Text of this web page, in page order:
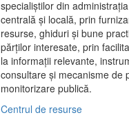
specialiștilor din
centrală și locală, prin
resurse, ghiduri și bune
părților interesate, prin
la informații relevante,
consultare și mecanisme de
monitorizare publică.
Centrul de resurse